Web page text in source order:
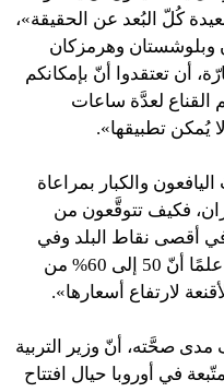
كُلّ البُعد عن الحقيقة»،
وبلوشستان وهرمزكان
أن تعتقدوا أنّ بإمكانكم
القناع لعدَّة ساعات
يُمكن تطبيقها».
والكبار بمراعاة
فكيف تتوقَّعون من
أقصى نقاط البلد وفي
المناطق المحرومة والمستضعفة؟ علمًا أنّ 50 إلى 60% من
لارتفاع أسعارها».
صحَّته، أنّ وزير التربية
في أوروبا حيال افتتاح